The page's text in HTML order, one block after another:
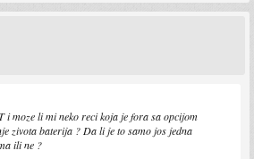
i moze li mi neko reci koja je fora sa opcijom
zivota baterija ? Da li je to samo jos jedna
ili ne ?